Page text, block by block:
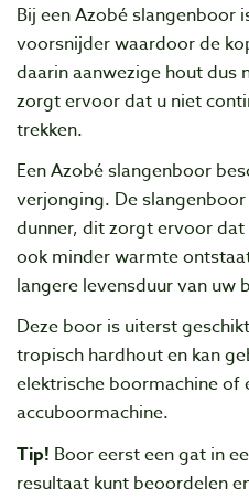
Bij een Azobé slangenboor
voorsnijder waardoor de
daarin aanwezige hout dus
zorgt ervoor dat u niet
trekken.
Een Azobé slangenboor
verjonging. De
dunner, dit zorgt ervoor
ook minder warmte
langere levensduur van uw
Deze boor is uiterst
tropisch hardhout en kan
elektrische boormachine of
accuboormachine.
Tip! Boor eerst een gat in
resultaat kunt beoordelen